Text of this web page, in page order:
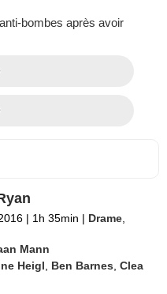
bombes après avoir
| 1h 35min | Drame
Mann
Heigl Ben Barnes ,Clea